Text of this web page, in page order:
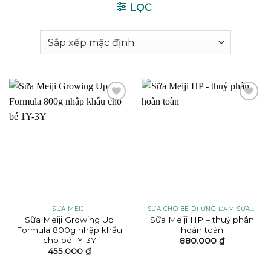
LỌC
SỮA MEIJI
Sữa Meiji Growing Up
Formula 800g nhập khẩu
cho bé 1Y-3Y
455.000 ₫
SỮA CHO BÉ DỊ ỨNG ĐẠM SỮA BÒ
Sữa Meiji HP – thuỷ phân
hoàn toàn
880.000 ₫